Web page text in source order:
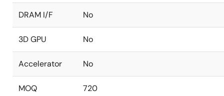
DRAM I/F No
3D GPU No
Accelerator No
MOQ 720